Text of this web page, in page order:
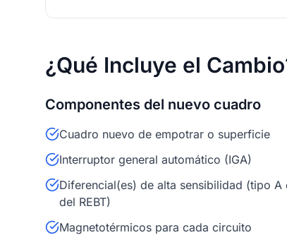
¿Qué Incluye el
Componentes del nuevo cuadro
Cuadro nuevo de empotrar o superficie
Interruptor general automático (IGA)
Diferencial(es) de alta sensibilidad (tipo
del REBT)
Magnetotérmicos para cada circuito